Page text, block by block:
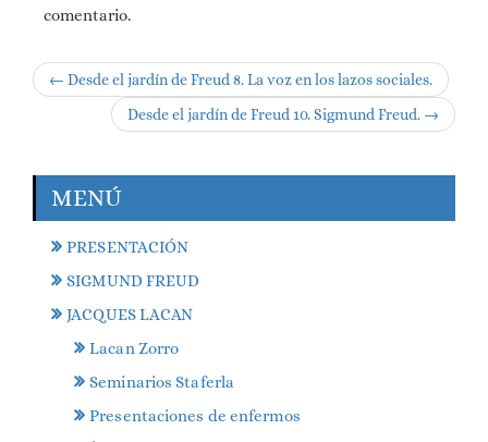
comentario.
← Desde el jardín de Freud 8. La voz en los lazos sociales.
Desde el jardín de Freud 10. Sigmund Freud. →
MENÚ
PRESENTACIÓN
SIGMUND FREUD
JACQUES LACAN
Lacan Zorro
Seminarios Staferla
Presentaciones de enfermos